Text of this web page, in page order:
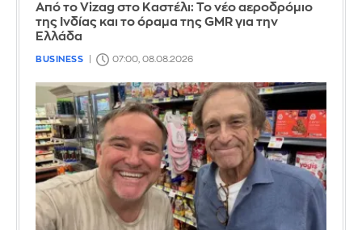
Από το Vizag στο Καστέλι: Το νέο αεροδρόμιο
της Ινδίας και το όραμα της GMR για την
Ελλάδα
BUSINESS 07:00, 08.08.2026